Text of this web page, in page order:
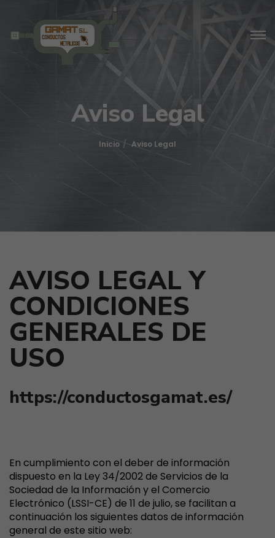
Aviso Legal
Inicio Aviso Legal
AVISO LEGAL Y
CONDICIONES
GENERALES DE
USO
https://conductosgamat.es/
En cumplimiento con el deber de información
dispuesto en la Ley 34/2002 de Servicios de la
Sociedad de la Información y el Comercio
Electrónico (LSSI-CE) de 11 de julio, se facilitan a
continuación los siguientes datos de información
general de este sitio web: